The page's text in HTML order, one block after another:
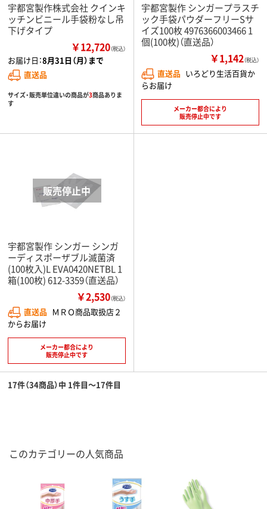
宇都宮製作株式会社 クインキ
ッチンビニール手袋粉なし吊
下げタイプ
￥12,720（税込）
お届け日：8月31日（月）まで
直送品
サイズ・販売単位違いの商品が3商品ありま
す
宇都宮製作 シンガープラスチ
ック手袋パウダーフリーSサ
イズ100枚 4976366003466 1
個(100枚)（直送品）
￥1,142（税込）
直送品 いろどり生活百貨か
らお届け
メーカー都合により
販売停止中です
宇都宮製作 シンガー シンガ
ーディスポーザブル滅菌済
(100枚入)L EVA0420NETBL 1
箱(100枚) 612-3359（直送品）
￥2,530（税込）
直送品 ＭＲＯ商品取扱店２
からお届け
メーカー都合により
販売停止中です
17件（34商品）中 1件目～17件目
このカテゴリーの人気商品